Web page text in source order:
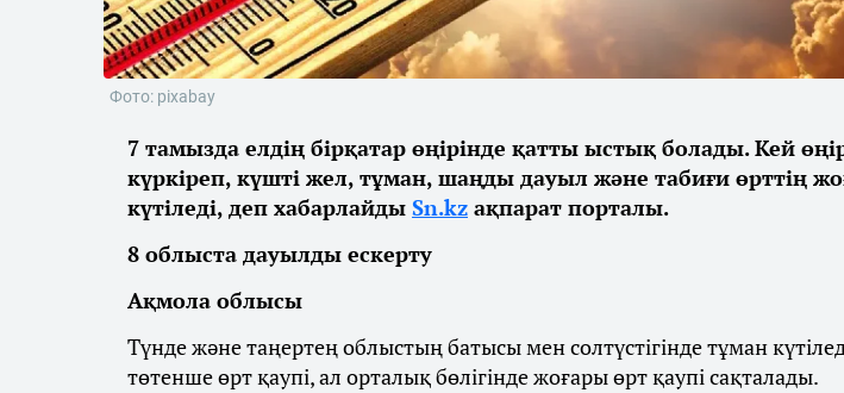
Фото: pixabay
7 тамызда елдің бірқатар өңірінде қатты ыстық болады. Кей
күркіреп, күшті жел, тұман, шаңды дауыл және табиғи өрттің
күтіледі, деп хабарлайды Sn.kz ақпарат порталы.
8 облыста дауылды ескерту
Ақмола облысы
Түнде және таңертең облыстың батысы мен солтүстігінде тұман
төтенше өрт қаупі, ал орталық бөлігінде жоғары өрт қаупі сақталады.